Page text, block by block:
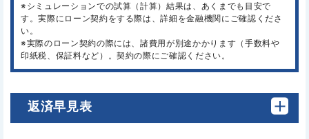
※シミュレーションでの試算（計算）結果は、あくまでも目安で
す。実際にローン契約をする際は、詳細を金融機関にご確認くださ
い。
※実際のローン契約の際には、諸費用が別途かかります（手数料や
印紙税、保証料など）。契約の際にご確認ください。
返済早見表